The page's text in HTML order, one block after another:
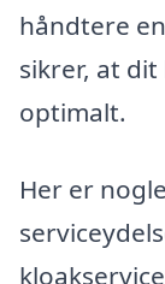
håndtere
sikrer, at
optimalt.
Her er